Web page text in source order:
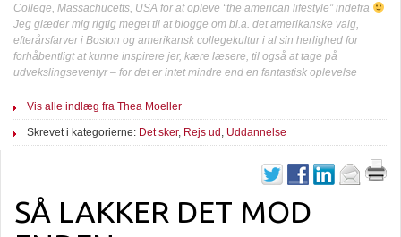
College, Massachucetts, USA for at opleve “the american lifestyle” indefra
Jeg glæder mig rigtig meget til at blogge om bl.a. det amerikanske valg,
efterårsfarver i Boston og amerikansk collegekultur i al sin herlighed for
forhåbentligt at kunne inspirere jer, kære læsere, til også at tage på
udvekslingseventyr – for det er intet mindre end en fantastisk oplevelse
Vis alle indlæg fra Thea Moeller
Skrevet i kategorierne: Det sker, Rejs ud , Uddannelse
SÅ LAKKER DET MOD